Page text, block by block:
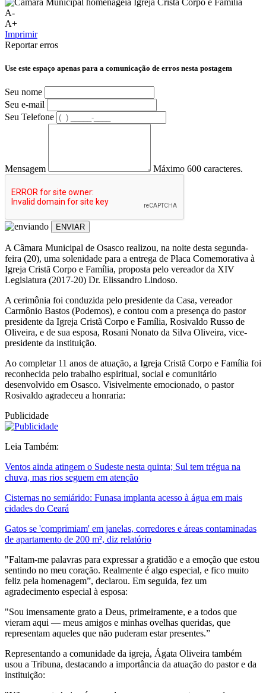
A-
A+
Imprimir
Reportar erros
Use este espaço apenas para a comunicação de erros nesta postagem
Seu nome
Seu e-mail
Seu Telefone
Mensagem Máximo 600 caracteres.
ENVIAR
A Câmara Municipal de Osasco realizou, na noite desta segunda-
feira (20), uma solenidade para a entrega de Placa Comemorativa à
Igreja Cristã Corpo e Família, proposta pelo vereador da XIV
Legislatura (2017-20) Dr. Elissandro Lindoso.
A cerimônia foi conduzida pelo presidente da Casa, vereador
Carmônio Bastos (Podemos), e contou com a presença do pastor
presidente da Igreja Cristã Corpo e Família, Rosivaldo Russo de
Oliveira, e de sua esposa, Rosani Nonato da Silva Oliveira, vice-
presidente da instituição.
Ao completar 11 anos de atuação, a Igreja Cristã Corpo e Família foi
reconhecida pelo trabalho espiritual, social e comunitário
desenvolvido em Osasco. Visivelmente emocionado, o pastor
Rosivaldo agradeceu a honraria:
Publicidade
Leia Também:
Ventos ainda atingem o Sudeste nesta quinta; Sul tem trégua na
chuva, mas rios seguem em atenção
Cisternas no semiárido: Funasa implanta acesso à água em mais
cidades do Ceará
Gatos se 'comprimiam' em janelas, corredores e áreas contaminadas
de apartamento de 200 m², diz relatório
"Faltam-me palavras para expressar a gratidão e a emoção que estou
sentindo no meu coração. Realmente é algo especial, e fico muito
feliz pela homenagem”, declarou. Em seguida, fez um
agradecimento especial à esposa:
"Sou imensamente grato a Deus, primeiramente, e a todos que
vieram aqui — meus amigos e minhas ovelhas queridas, que
representam aqueles que não puderam estar presentes.”
Representando a comunidade da igreja, Ágata Oliveira também
usou a Tribuna, destacando a importância da atuação do pastor e da
instituição: